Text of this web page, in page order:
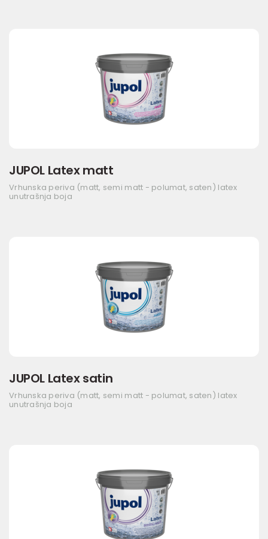
JUPOL Latex matt
Vrhunska periva (matt, semi matt - polumat, saten) latex
unutrašnja boja
JUPOL Latex satin
Vrhunska periva (matt, semi matt - polumat, saten) latex
unutrašnja boja